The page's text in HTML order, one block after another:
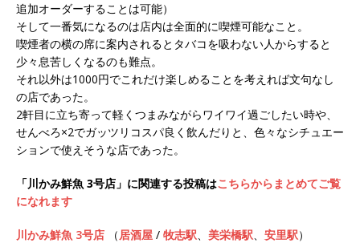
追加オーダーすることは可能）
そして一番気になるのは店内は全面的に喫煙可能なこと。
喫煙者の横の席に案内されるとタバコを吸わない人からすると
少々息苦しくなるのも難点。
それ以外は1000円でこれだけ楽しめることを考えれば文句なし
の店であった。
2軒目に立ち寄って軽くつまみながらワイワイ過ごしたい時や、
せんべろ×2でガッツリコスパ良く飲んだりと、色々なシチュエー
ションで使えそうな店であった。
「川かみ鮮魚 3号店」に関連する投稿はこちらからまとめてご覧
になれます
川かみ鮮魚 3号店 （居酒屋 / 牧志駅、 美栄橋駅、 安里駅）